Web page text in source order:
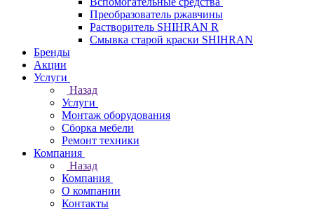
Преобразователь ржавчины
Растворитель SHIHRAN R
Смывка старой краски SHIHRAN
Бренды
Акции
Услуги
Назад
Услуги
Монтаж оборудования
Сборка мебели
Ремонт техники
Компания
Назад
Компания
О компании
Контакты